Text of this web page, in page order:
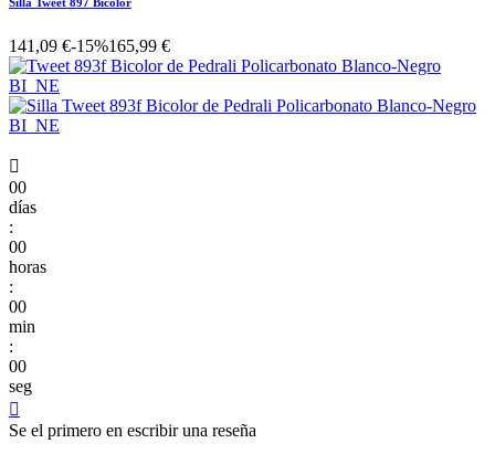
141,09 €-15%165,99 €

00
días
:
00
horas
:
00
min
:
00
seg

Se el primero en escribir una reseña